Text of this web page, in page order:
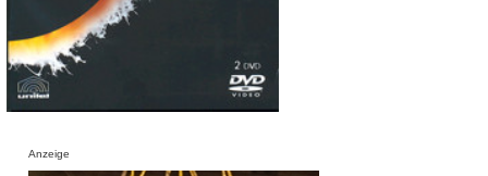
Anzeige